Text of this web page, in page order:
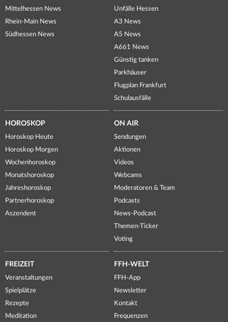
Mittelhessen News
Rhein-Main News
Südhessen News
Unfälle Hessen
A3 News
A5 News
A661 News
Günstig tanken
Parkhäuser
Flugplan Frankfurt
Schulausfälle
HOROSKOP
Horoskop Heute
Horoskop Morgen
Wochenhoroskop
Monatshoroskop
Jahreshoroskop
Partnerhoroskop
Aszendent
ON AIR
Sendungen
Aktionen
Videos
Webcams
Moderatoren & Team
Podcasts
News-Podcast
Themen-Ticker
Voting
FREIZEIT
Veranstaltungen
Spielplätze
Rezepte
Meditation
FFH-WELT
FFH-App
Newsletter
Kontakt
Frequenzen